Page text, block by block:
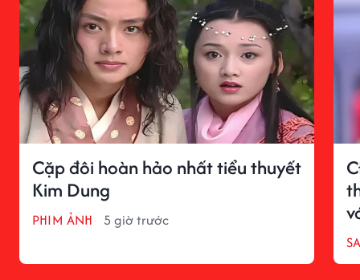
Cặp đôi hoàn hảo nhất tiểu thuyết
Kim Dung
PHIM ẢNH 5 giờ trước